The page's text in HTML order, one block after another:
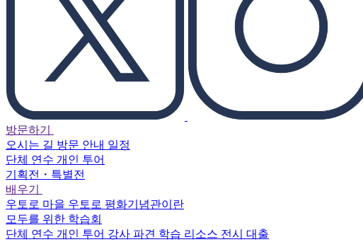
방문하기
오시는 길 방문 안내 일정
단체 연수 개인 투어
기획전・특별전
배우기
우토로 마을 우토로 평화기념관이란
모두를 위한 학습회
단체 연수 개인 투어 강사 파견 학습 리소스 전시 대출